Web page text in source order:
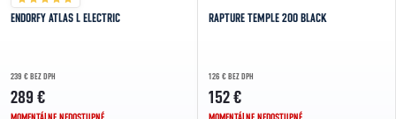
ENDORFY ATLAS L ELECTRIC
239 € BEZ DPH
289 €
RAPTURE TEMPLE 200 BLACK
126 € BEZ DPH
152 €